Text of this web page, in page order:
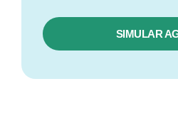
SIMULAR